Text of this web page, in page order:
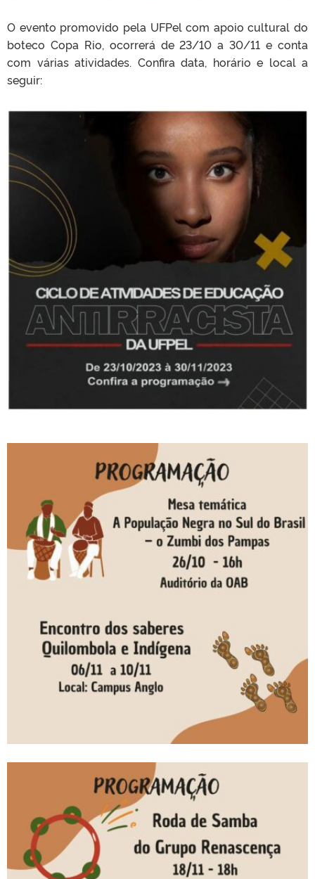
O evento promovido pela UFPel com apoio cultural do
boteco Copa Rio, ocorrerá de 23/10 a 30/11 e conta
com várias atividades. Confira data, horário e local a
seguir: